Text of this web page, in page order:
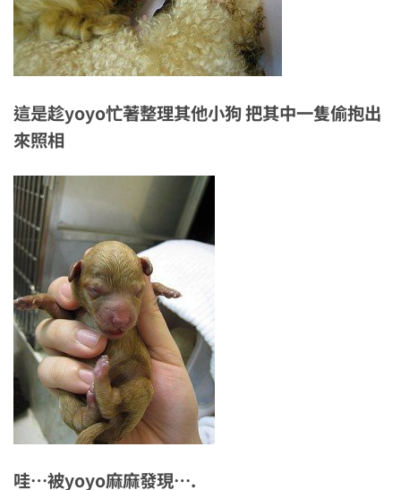
這是趁yoyo忙著整理其他小狗 把其中一隻偷抱出
來照相
哇…被yoyo麻麻發現….